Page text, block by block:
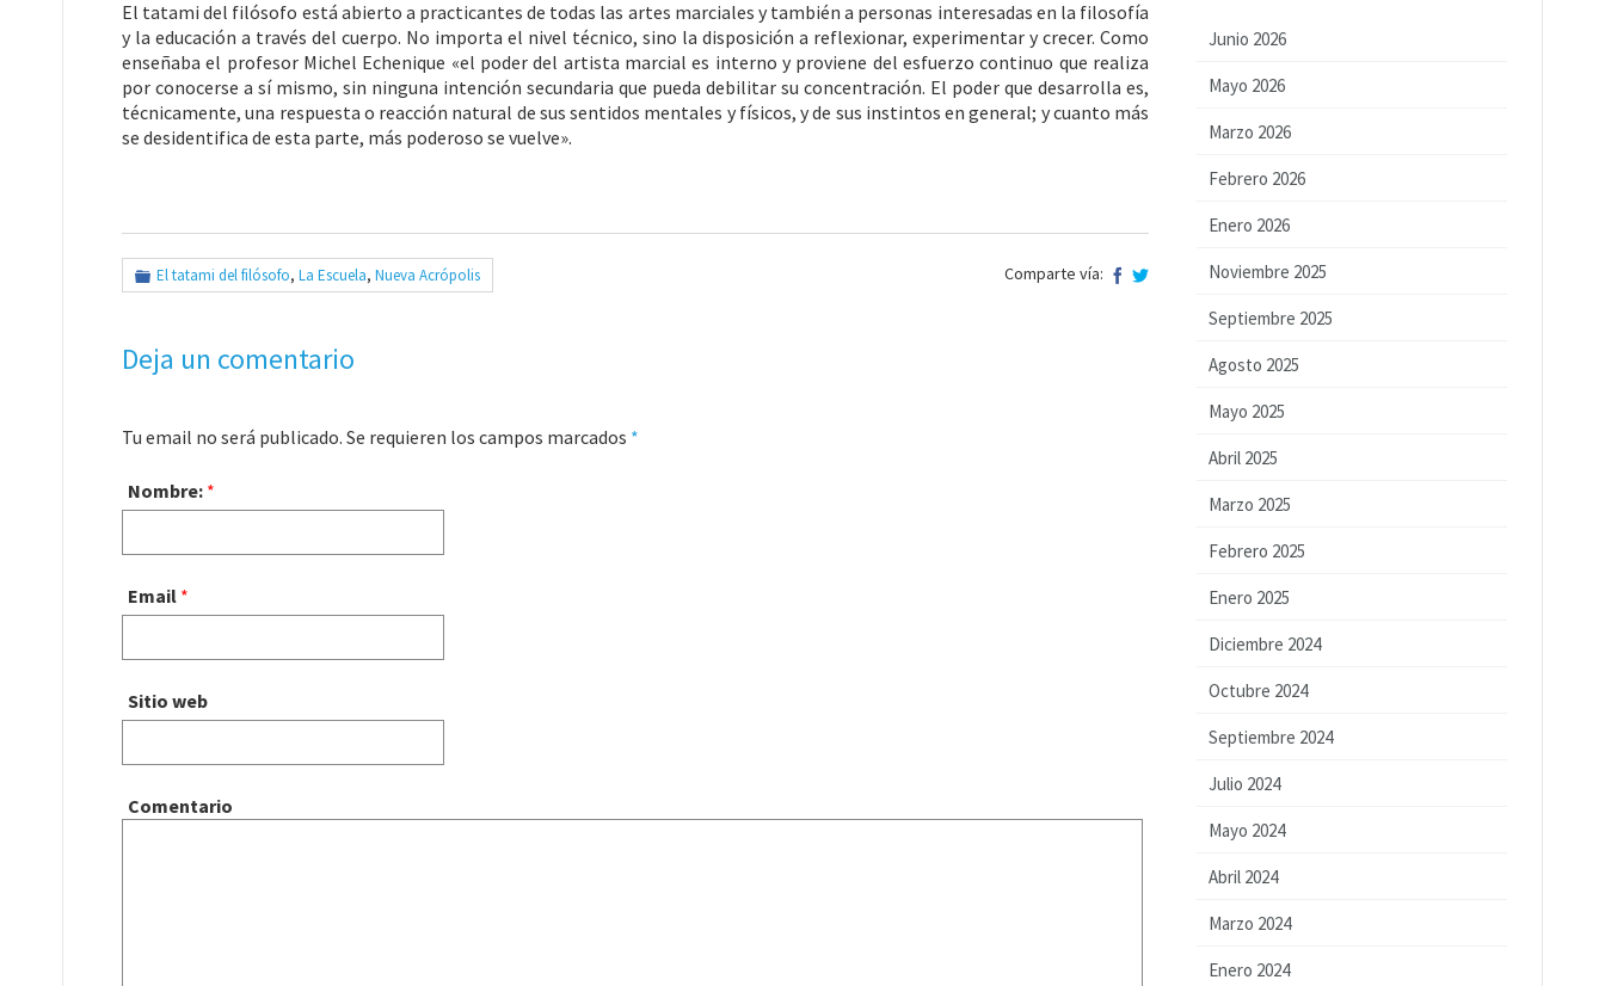
El tatami del filósofo está abierto a practicantes de todas las artes marciales y también a personas interesadas en la filosofía
y la educación a través del cuerpo. No importa el nivel técnico, sino la disposición a reflexionar, experimentar y crecer. Como
enseñaba el profesor Michel Echenique «el poder del artista marcial es interno y proviene del esfuerzo continuo que realiza
por conocerse a sí mismo, sin ninguna intención secundaria que pueda debilitar su concentración. El poder que desarrolla es,
técnicamente, una respuesta o reacción natural de sus sentidos mentales y físicos, y de sus instintos en general; y cuanto más
se desidentifica de esta parte, más poderoso se vuelve».
El tatami del filósofo, La Escuela, Nueva Acrópolis Comparte vía:
Deja un comentario
Tu email no será publicado. Se requieren los campos marcados *
Nombre: *
Email *
Sitio web
Comentario
Junio 2026
Mayo 2026
Marzo 2026
Febrero 2026
Enero 2026
Noviembre 2025
Septiembre 2025
Agosto 2025
Mayo 2025
Abril 2025
Marzo 2025
Febrero 2025
Enero 2025
Diciembre 2024
Octubre 2024
Septiembre 2024
Julio 2024
Mayo 2024
Abril 2024
Marzo 2024
Enero 2024